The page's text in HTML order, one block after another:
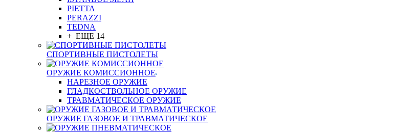
PIETTA
PERAZZI
TEDNA
+ ЕЩЕ 14
СПОРТИВНЫЕ ПИСТОЛЕТЫ
ОРУЖИЕ КОМИССИОННОЕ
НАРЕЗНОЕ ОРУЖИЕ
ГЛАДКОСТВОЛЬНОЕ ОРУЖИЕ
ТРАВМАТИЧЕСКОЕ ОРУЖИЕ
ОРУЖИЕ ГАЗОВОЕ И ТРАВМАТИЧЕСКОЕ